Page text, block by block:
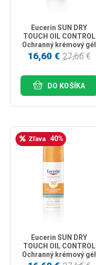
Eucerin SUN DRY
TOUCH OIL CONTROL
Ochranný krémový gél
na tvár SPF 50+ stredne
tmavý 50ml
16,60 € 27,66 €
DO KOŠÍKA
Zľava 40%
Eucerin SUN DRY
TOUCH OIL CONTROL
Ochranný krémový gél
na tvár SPF 50+ svetlý